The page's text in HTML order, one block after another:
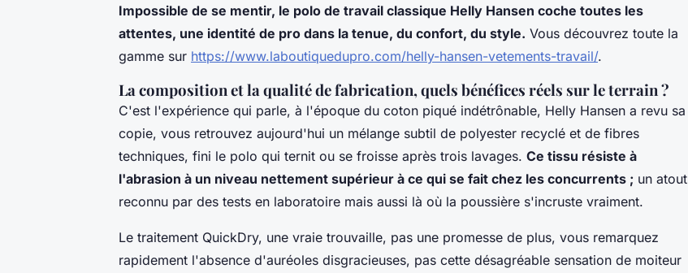
Impossible de se mentir, le polo de travail classique Helly Hansen coche toutes les
attentes, une identité de pro dans la tenue, du confort, du style. Vous découvrez toute la
gamme sur https://www.laboutiquedupro.com/helly-hansen-vetements-travail/.
La composition et la qualité de fabrication, quels bénéfices réels sur le terrain ?
C'est l'expérience qui parle, à l'époque du coton piqué indétrônable, Helly Hansen a revu sa
copie, vous retrouvez aujourd'hui un mélange subtil de polyester recyclé et de fibres
techniques, fini le polo qui ternit ou se froisse après trois lavages. Ce tissu résiste à
l'abrasion à un niveau nettement supérieur à ce qui se fait chez les concurrents ; un atout
reconnu par des tests en laboratoire mais aussi là où la poussière s'incruste vraiment.
Le traitement QuickDry, une vraie trouvaille, pas une promesse de plus, vous remarquez
rapidement l'absence d'auréoles disgracieuses, pas cette désagréable sensation de moiteur